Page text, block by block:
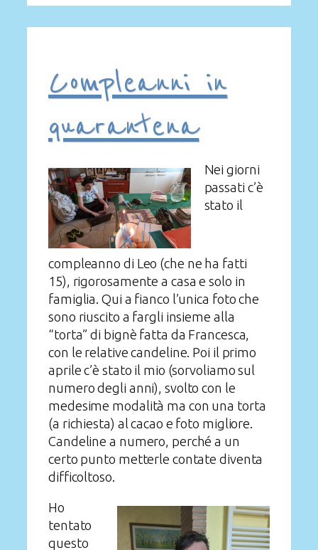
Compleanni in
quarantena
Nei giorni
passati c’è
stato il
compleanno di Leo (che ne ha fatti
15), rigorosamente a casa e solo in
famiglia. Qui a fianco l’unica foto che
sono riuscito a fargli insieme alla
“torta” di bignè fatta da Francesca,
con le relative candeline. Poi il primo
aprile c’è stato il mio (sorvoliamo sul
numero degli anni), svolto con le
medesime modalità ma con una torta
(a richiesta) al cacao e foto migliore.
Candeline a numero, perché a un
certo punto metterle contate diventa
difficoltoso.
Ho
tentato
questo